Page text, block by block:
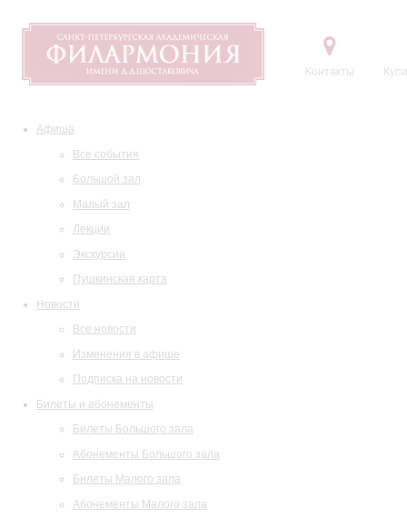
Контакты
Афиша
Все события
Большой зал
Малый зал
Лекции
Экскурсии
Пушкинская карта
Новости
Все новости
Изменения в афише
Подписка на новости
Билеты и абонементы
Билеты Большого зала
Абонементы Большого зала
Билеты Малого зала
Абонементы Малого зала